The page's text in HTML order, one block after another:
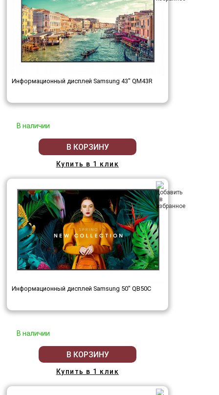
Информационный дисплей Samsung 43" QM43R
В наличии
В КОРЗИНУ
Купить в 1 клик
Информационный дисплей Samsung 50" QB50C
В наличии
В КОРЗИНУ
Купить в 1 клик